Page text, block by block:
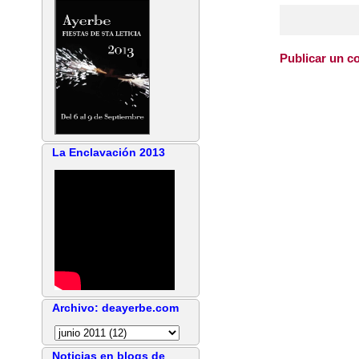
Publicar un
La Enclavación 2013
Archivo: deayerbe.com
Noticias en blogs de